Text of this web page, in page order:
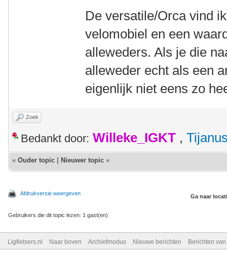
De versatile/Orca vind
velomobiel en een
alleweders. Als je die
alleweder echt als een
eigenlijk niet eens zo
Zoek
Bedankt door: Willeke_IGKT ,
« Ouder topic Nieuwer topic »
Afdrukversie weergeven Ga naar
Gebruikers die dit topic lezen: 1 gast(en)
Ligfietsers.nl Naar boven Archiefmodus Nieuwe berichten Berichten